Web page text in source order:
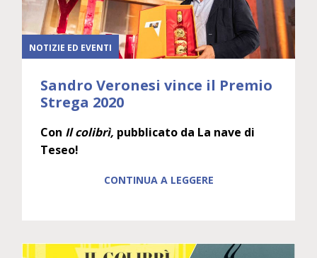
NOTIZIE ED EVENTI
Sandro Veronesi vince il Premio
Strega 2020
Con Il colibrì, pubblicato da La nave di
Teseo!
CONTINUA A LEGGERE